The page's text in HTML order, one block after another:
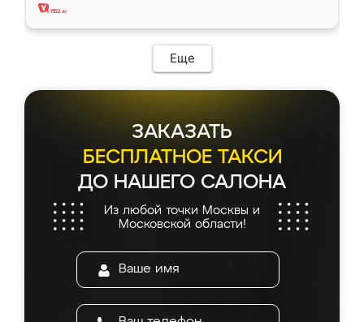
Еще
ЗАКАЗАТЬ
БЕСПЛАТНОЕ ТАКСИ
ДО НАШЕГО САЛОНА
Из любой точки Москвы и
Московской области!